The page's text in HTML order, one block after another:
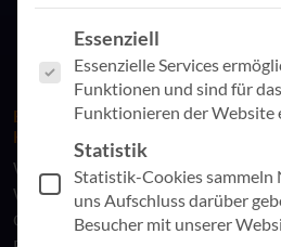
EDITORIAL UNSERES CEO ALS
KARLSRUHE
Wir freuen uns, dass wir in der
Wirtschaftsmagazins „KI in der
Original?“ gleich mehrfach vertreten
Es folgt eine Liste der Service-
Essenziell
Essenzielle Services
Funktionen und sind für
Funktionieren der Website
Statistik
Statistik-Cookies sammeln
uns Aufschluss darüber
Besucher mit unserer